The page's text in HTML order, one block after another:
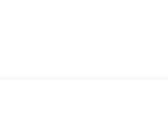
sans complications.